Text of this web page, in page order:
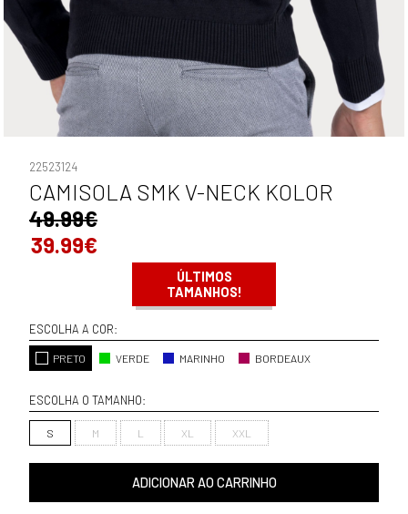
22523124
CAMISOLA SMK V-NECK KOLOR
49.99€
39.99€
ÚLTIMOS
TAMANHOS!
ESCOLHA A COR:
PRETO VERDE MARINHO BORDEAUX
ESCOLHA O TAMANHO:
S M L XL XXL
ADICIONAR AO CARRINHO